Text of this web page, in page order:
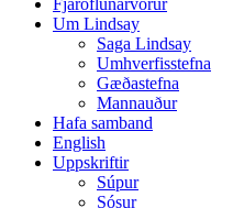
Um Lindsay
Saga Lindsay
Umhverfisstefna
Gæðastefna
Mannauður
Hafa samband
English
Uppskriftir
Súpur
Sósur